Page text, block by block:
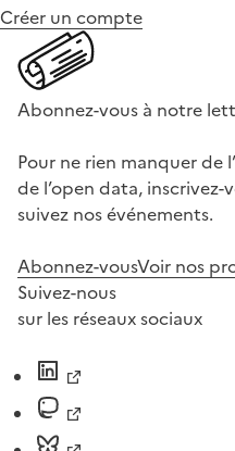
Créer un compte
Abonnez-vous à notre
Pour ne rien manquer de
de l’open data,
suivez nos événements.
Abonnez-vousVoir nos
Suivez-nous
sur les réseaux sociaux